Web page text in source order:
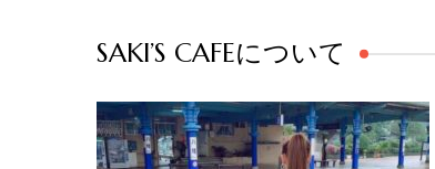
SAKI’S CAFEについて